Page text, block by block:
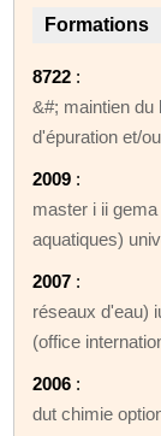
Formations
8722 :
&#; maintien du
d'épuration et/
2009 :
master i ii
aquatiques)
2007 :
réseaux d'eau)
(office
2006 :
dut chimie